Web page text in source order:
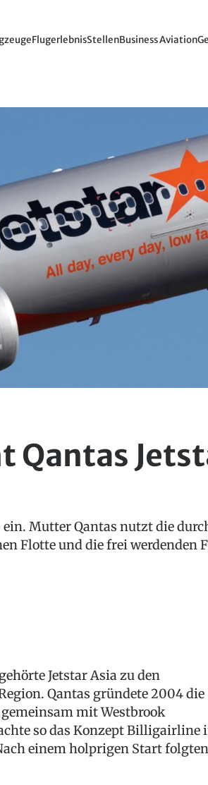
FlugerlebnisStellenBusiness Aviation
Qantas
Mutter Qantas nutzt die
Flotte und die frei werdenden
Jetstar Asia zu den
Qantas gründete 2004 die
mit Westbrook
so das Konzept Billigairline
einem holprigen Start folgten